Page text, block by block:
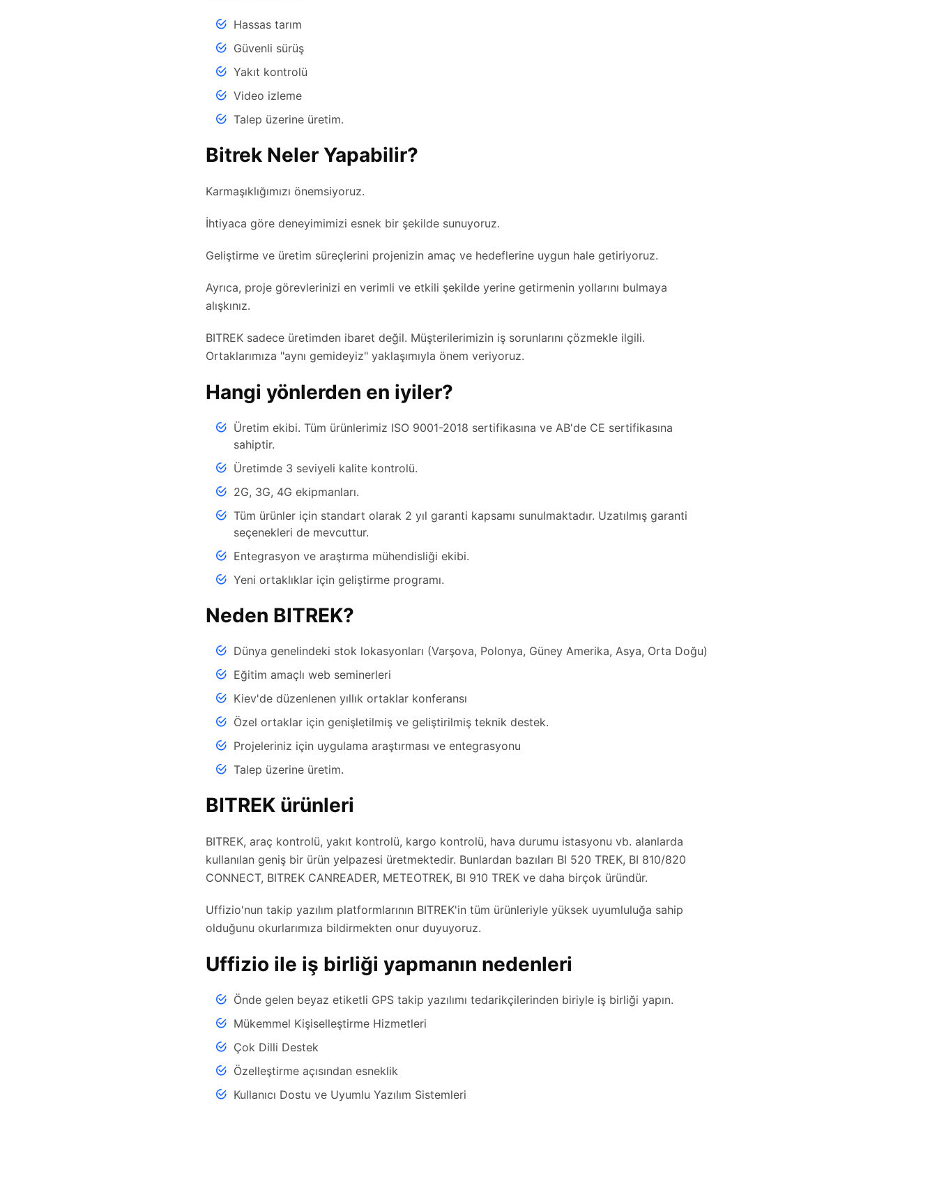
Hassas tarım
Güvenli sürüş
Yakıt kontrolü
Video izleme
Talep üzerine üretim.
Bitrek Neler Yapabilir?
Karmaşıklığımızı önemsiyoruz.
İhtiyaca göre deneyimimizi esnek bir şekilde sunuyoruz.
Geliştirme ve üretim süreçlerini projenizin amaç ve hedeflerine uygun hale getiriyoruz.
Ayrıca, proje görevlerinizi en verimli ve etkili şekilde yerine getirmenin yollarını bulmaya
alışkınız.
BITREK sadece üretimden ibaret değil. Müşterilerimizin iş sorunlarını çözmekle ilgili.
Ortaklarımıza "aynı gemideyiz" yaklaşımıyla önem veriyoruz.
Hangi yönlerden en iyiler?
Üretim ekibi. Tüm ürünlerimiz ISO 9001-2018 sertifikasına ve AB'de CE sertifikasına
sahiptir.
Üretimde 3 seviyeli kalite kontrolü.
2G, 3G, 4G ekipmanları.
Tüm ürünler için standart olarak 2 yıl garanti kapsamı sunulmaktadır. Uzatılmış garanti
seçenekleri de mevcuttur.
Entegrasyon ve araştırma mühendisliği ekibi.
Yeni ortaklıklar için geliştirme programı.
Neden BITREK?
Dünya genelindeki stok lokasyonları (Varşova, Polonya, Güney Amerika, Asya, Orta Doğu)
Eğitim amaçlı web seminerleri
Kiev'de düzenlenen yıllık ortaklar konferansı
Özel ortaklar için genişletilmiş ve geliştirilmiş teknik destek.
Projeleriniz için uygulama araştırması ve entegrasyonu
Talep üzerine üretim.
BITREK ürünleri
BITREK, araç kontrolü, yakıt kontrolü, kargo kontrolü, hava durumu istasyonu vb. alanlarda
kullanılan geniş bir ürün yelpazesi üretmektedir. Bunlardan bazıları BI 520 TREK, BI 810/820
CONNECT, BITREK CANREADER, METEOTREK, BI 910 TREK ve daha birçok üründür.
Uffizio'nun takip yazılım platformlarının BITREK'in tüm ürünleriyle yüksek uyumluluğa sahip
olduğunu okurlarımıza bildirmekten onur duyuyoruz.
Uffizio ile iş birliği yapmanın nedenleri
Önde gelen beyaz etiketli GPS takip yazılımı tedarikçilerinden biriyle iş birliği yapın.
Mükemmel Kişiselleştirme Hizmetleri
Çok Dilli Destek
Özelleştirme açısından esneklik
Kullanıcı Dostu ve Uyumlu Yazılım Sistemleri